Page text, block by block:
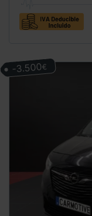
-3.500€